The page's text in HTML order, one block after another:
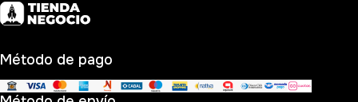
Método de pago